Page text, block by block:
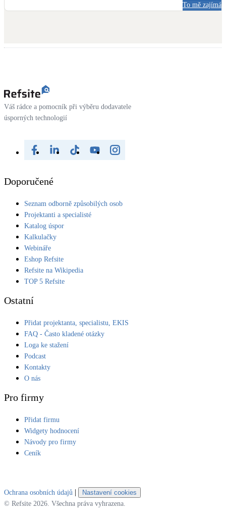
To mě zajímá
Váš rádce a pomocník při výběru dodavatele
úsporných technologií
Doporučené
Seznam odborně způsobilých osob
Projektanti a specialisté
Katalog úspor
Kalkulačky
Webináře
Eshop Refsite
Refsite na Wikipedia
TOP 5 Refsite
Ostatní
Přidat projektanta, specialistu, EKIS
FAQ - Často kladené otázky
Loga ke stažení
Podcast
Kontakty
O nás
Pro firmy
Přidat firmu
Widgety hodnocení
Návody pro firmy
Ceník
Ochrana osobních údajů |
Nastavení cookies
© Refsite 2026. Všechna práva vyhrazena.